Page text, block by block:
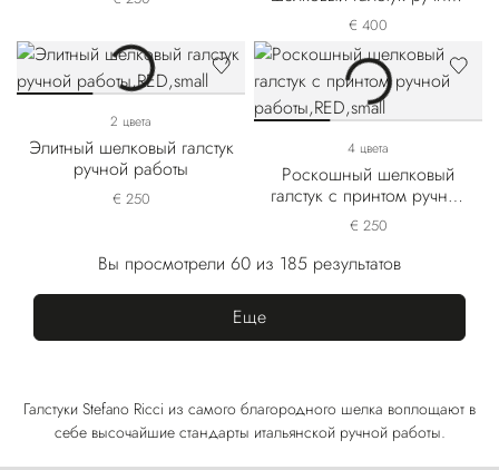
работы
€ 400
2 цвета
Элитный шелковый галстук
ручной работы
€ 250
4 цвета
Роскошный шелковый
галстук с принтом ручной
работы
€ 250
Вы просмотрели 60 из 185 результатов
Еще
Галстуки Stefano Ricci из самого благородного шелка воплощают в
себе высочайшие стандарты итальянской ручной работы.